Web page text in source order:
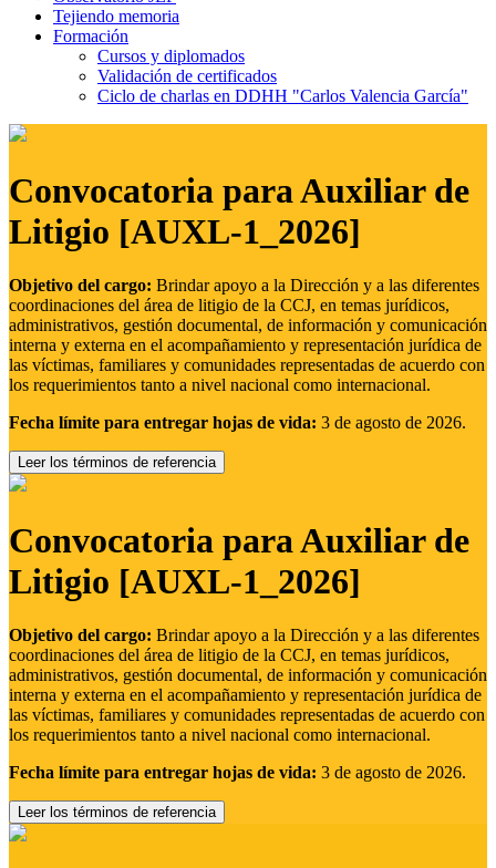
Tejiendo memoria
Formación
Cursos y diplomados
Validación de certificados
Ciclo de charlas en DDHH "Carlos Valencia García"
Convocatoria para Auxiliar de
Litigio [AUXL-1_2026]
Objetivo del cargo: Brindar apoyo a la Dirección y a las diferentes
coordinaciones del área de litigio de la CCJ, en temas jurídicos,
administrativos, gestión documental, de información y comunicación
interna y externa en el acompañamiento y representación jurídica de
las víctimas, familiares y comunidades representadas de acuerdo con
los requerimientos tanto a nivel nacional como internacional.
Fecha límite para entregar hojas de vida: 3 de agosto de 2026.
Leer los términos de referencia
Convocatoria para Auxiliar de
Litigio [AUXL-1_2026]
Objetivo del cargo: Brindar apoyo a la Dirección y a las diferentes
coordinaciones del área de litigio de la CCJ, en temas jurídicos,
administrativos, gestión documental, de información y comunicación
interna y externa en el acompañamiento y representación jurídica de
las víctimas, familiares y comunidades representadas de acuerdo con
los requerimientos tanto a nivel nacional como internacional.
Fecha límite para entregar hojas de vida: 3 de agosto de 2026.
Leer los términos de referencia